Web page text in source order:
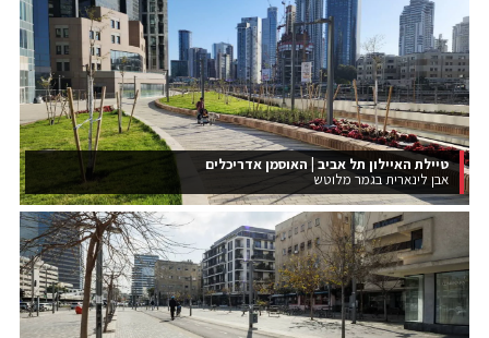
טיילת האיילון תל אביב | האוסמן אדריכלים
אבן לינארית בגמר מלוטש